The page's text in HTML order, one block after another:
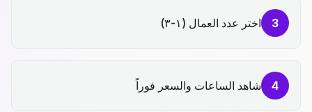
3 اختر عدد العمال (١-٣)
4 شاهد الساعات والسعر فوراً